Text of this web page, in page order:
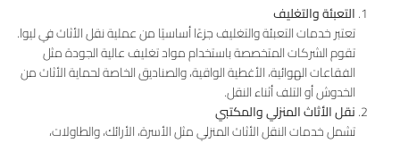
التعبئة والتغليف
تعتبر خدمات التعبئة والتغليف جزءًا أساسيًا من عملية نقل الأثاث في ليوا.
تقوم الشركات المتخصصة باستخدام مواد تغليف عالية الجودة مثل
الفقاعات الهوائية، الأغطية الواقية، والصناديق الخاصة لحماية الأثاث من
الخدوش أو التلف أثناء النقل.
نقل الأثاث المنزلي والمكتبي
تشمل خدمات النقل الأثاث المنزلي مثل الأسرة، الأرائك، والطاولات،